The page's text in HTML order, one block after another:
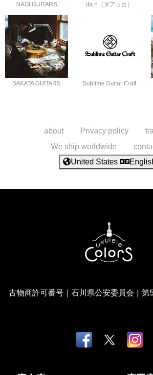
NAGI GUITARS da h（ダアッカ）
SAKATA GUITARS Sublime Guitar Craft
about Privacy policy
We ship worldwide
United States
古物商許可番号｜石川県公安委員会｜第